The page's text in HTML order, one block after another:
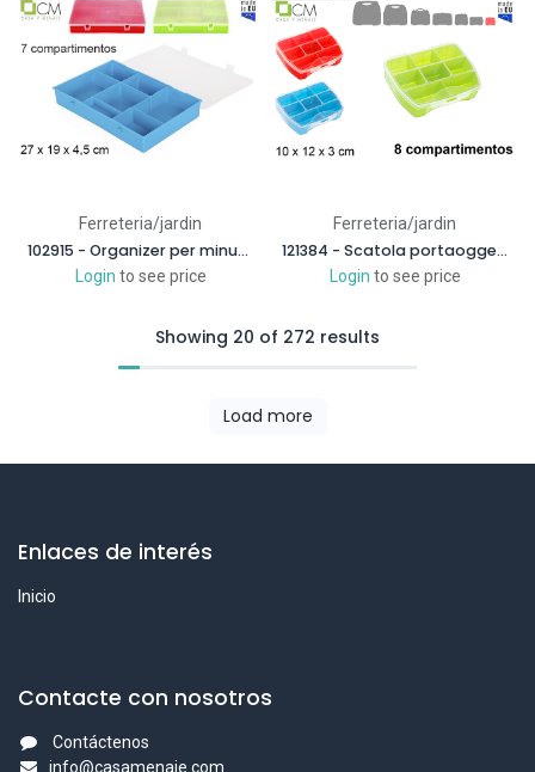
Ferreteria/jardin
102915 - Organizer per minuteria in plastica 7 scomparti colori assortiti
Login to see price
Ferreteria/jardin
121384 - Scatola portaoggetti in plastica con 8 scomparti colori assortiti
Login to see price
Showing 20 of 272 results
Load more
Enlaces de interés
Inicio
Contacte con nosotros
Contáctenos
info@casamenaje.com